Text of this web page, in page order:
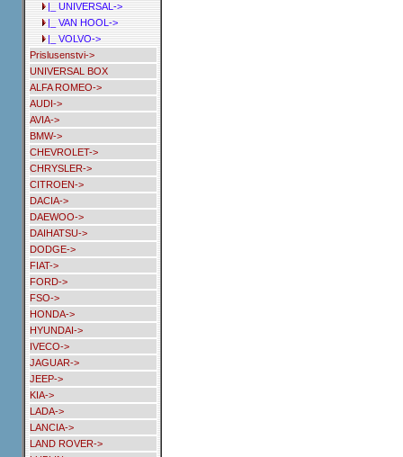
|_ UNIVERSAL->
|_ VAN HOOL->
|_ VOLVO->
Prislusenstvi->
UNIVERSAL BOX
ALFA ROMEO->
AUDI->
AVIA->
BMW->
CHEVROLET->
CHRYSLER->
CITROEN->
DACIA->
DAEWOO->
DAIHATSU->
DODGE->
FIAT->
FORD->
FSO->
HONDA->
HYUNDAI->
IVECO->
JAGUAR->
JEEP->
KIA->
LADA->
LANCIA->
LAND ROVER->